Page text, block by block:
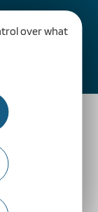
over what